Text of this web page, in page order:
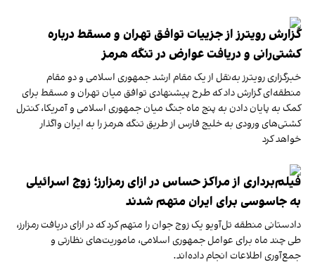
گزارش رویترز از جزییات توافق تهران و مسقط درباره
کشتی‌رانی و دریافت عوارض در تنگه هرمز
خبرگزاری رویترز به‌نقل از یک مقام ارشد جمهوری اسلامی و دو مقام
منطقه‌ای گزارش داد که طرح پیشنهادی توافق میان تهران و مسقط برای
کمک به پایان دادن به پنج ماه جنگ میان جمهوری اسلامی و آمریکا، کنترل
کشتی‌های ورودی به خلیج فارس از طریق تنگه هرمز را به ایران واگذار
خواهد کرد
فیلم‌برداری از مراکز حساس در ازای رمزارز؛ زوج اسرائیلی
به جاسوسی برای ایران متهم شدند
دادستانی منطقه تل‌آویو یک زوج جوان را متهم کرد که در ازای دریافت رمزارز،
طی چند ماه برای عوامل جمهوری اسلامی، ماموریت‌های نظارتی و
جمع‌آوری اطلاعات انجام داده‌اند.